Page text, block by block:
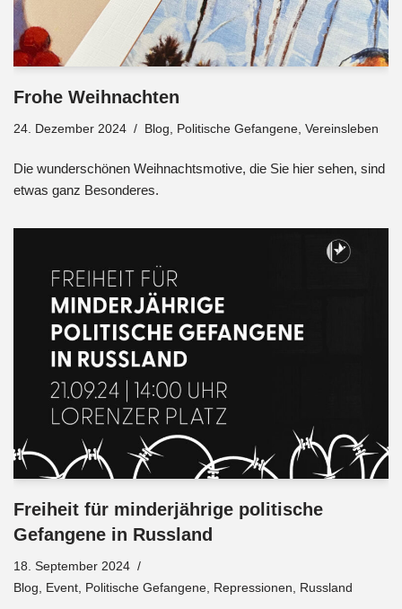
Frohe Weihnachten
24. Dezember 2024 Blog, Politische Gefangene, Vereinsleben
Die wunderschönen Weihnachtsmotive, die Sie hier sehen, sind
etwas ganz Besonderes.
Freiheit für minderjährige politische
Gefangene in Russland
18. September 2024
Blog, Event, Politische Gefangene, Repressionen, Russland